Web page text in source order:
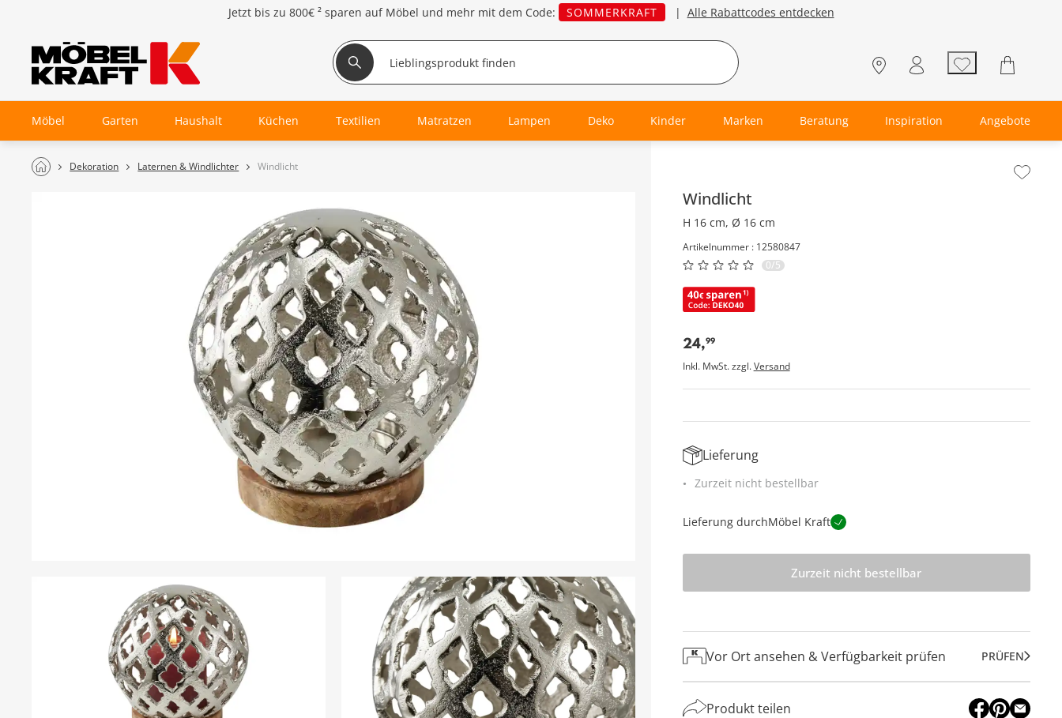
Jetzt bis zu 800€ ² sparen auf Möbel und mehr mit dem Code: SOMMERKRAFT | Alle Rabattcodes entdecken
Möbel Garten Haushalt Küchen Textilien Matratzen Lampen Deko Kinder Marken Beratung Inspiration Angebote
Dekoration Laternen & Windlichter Windlicht
Windlicht
H 16 cm, Ø 16 cm
Artikelnummer : 12580847
0/5
24,99
Inkl. MwSt. zzgl.Versand
Lieferung
Zurzeit nicht bestellbar
Lieferung durchMöbel Kraft
Zurzeit nicht bestellbar
Vor Ort ansehen & Verfügbarkeit prüfen PRÜFEN
Produkt teilen